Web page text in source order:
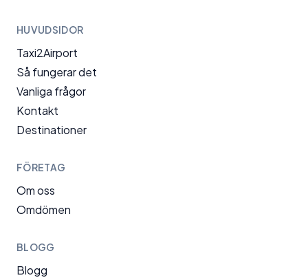
HUVUDSIDOR
Taxi2Airport
Så fungerar det
Vanliga frågor
Kontakt
Destinationer
FÖRETAG
Om oss
Omdömen
BLOGG
Blogg